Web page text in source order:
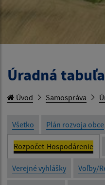
Úradná tabuľa
Úvod Samospráva
Všetko Plán rozvoja obce
Rozpočet-Hospodárenie
Verejné vyhlášky Voľby/